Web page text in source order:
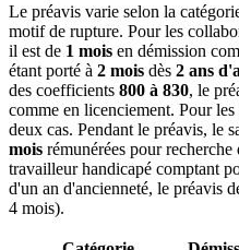
Le préavis varie selon la
motif de rupture. Pour les
il est de 1 mois en démission
étant porté à 2 mois dès 2 ans
des coefficients 800 à 830, le
comme en licenciement. Pour les
deux cas. Pendant le préavis, le
mois rémunérées pour
travailleur handicapé comptant
d'un an d'ancienneté, le préavis
4 mois).